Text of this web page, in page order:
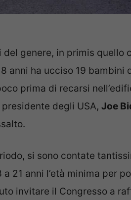
genere, in primis quello
anni ha ucciso 19 bambini
prima di recarsi
degli USA, Joe
si sono contate
21 anni l’età minima per
invitare il Congresso a